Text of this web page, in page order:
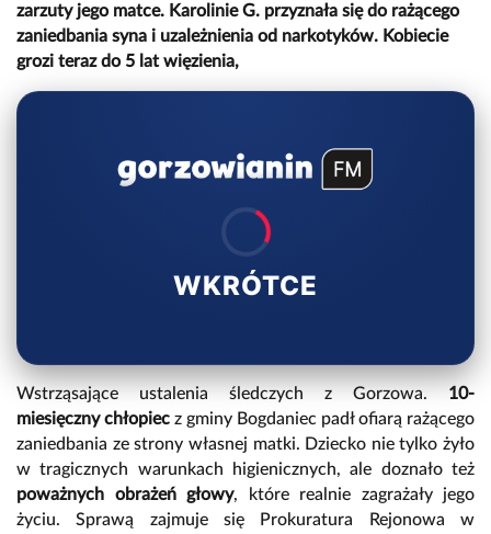
zarzuty jego matce. Karolinie G. przyznała się do rażącego
zaniedbania syna i uzależnienia od narkotyków. Kobiecie
grozi teraz do 5 lat więzienia,
WKRÓTCE
Wstrząsające ustalenia śledczych z Gorzowa. 10-
miesięczny chłopiec z gminy Bogdaniec padł ofiarą rażącego
zaniedbania ze strony własnej matki. Dziecko nie tylko żyło
w tragicznych warunkach higienicznych, ale doznało też
poważnych obrażeń głowy, które realnie zagrażały jego
życiu. Sprawą zajmuje się Prokuratura Rejonowa w